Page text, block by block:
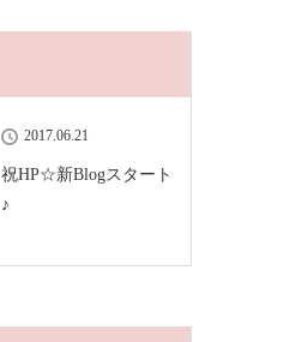
2017.06.21
祝HP☆新Blogスタート
♪